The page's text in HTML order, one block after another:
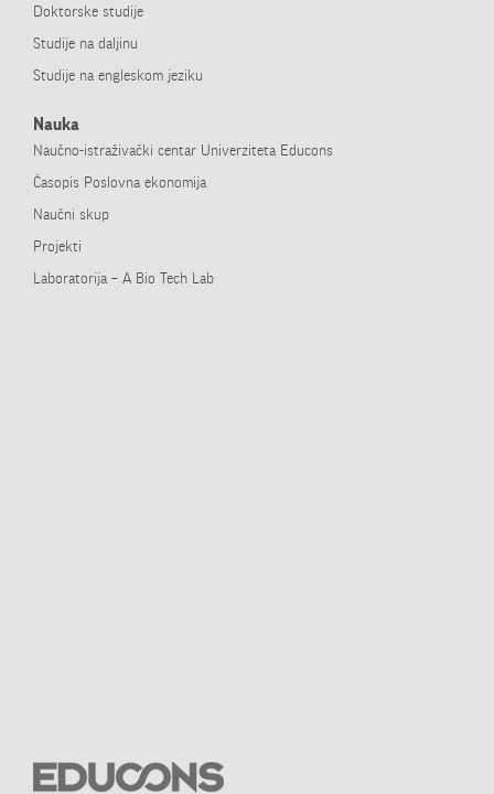
Doktorske studije
Studije na daljinu
Studije na engleskom jeziku
Nauka
Naučno-­istraživački centar Univerziteta Educons
Časopis Poslovna ekonomija
Naučni skup
Projekti
Laboratorija – A Bio Tech Lab